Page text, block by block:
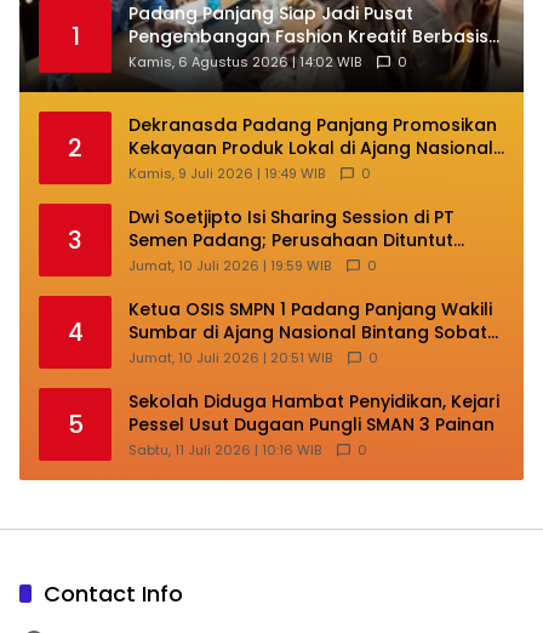
1
Padang Panjang Siap Jadi Pusat
Pengembangan Fashion Kreatif Berbasis
Budaya Lokal
Kamis, 6 Agustus 2026 | 14:02 WIB 0
2
Dekranasda Padang Panjang Promosikan
Kekayaan Produk Lokal di Ajang Nasional
Makassar
Kamis, 9 Juli 2026 | 19:49 WIB 0
3
Dwi Soetjipto Isi Sharing Session di PT
Semen Padang; Perusahaan Dituntut
Lakukan Transformasi
Jumat, 10 Juli 2026 | 19:59 WIB 0
4
Ketua OSIS SMPN 1 Padang Panjang Wakili
Sumbar di Ajang Nasional Bintang Sobat
SMP
Jumat, 10 Juli 2026 | 20:51 WIB 0
5
Sekolah Diduga Hambat Penyidikan, Kejari
Pessel Usut Dugaan Pungli SMAN 3 Painan
Sabtu, 11 Juli 2026 | 10:16 WIB 0
Contact Info